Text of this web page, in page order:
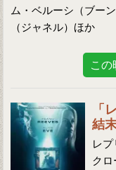
ム・ベルーシ（ブー
（ジャネル）ほか
この
「
結
レプ
ク